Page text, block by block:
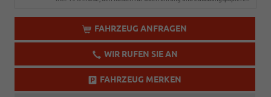
FAHRZEUG ANFRAGEN
WIR RUFEN SIE AN
FAHRZEUG MERKEN